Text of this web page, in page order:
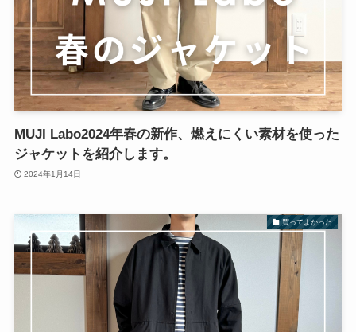
MUJI Labo2024年春の新作、燃えにくい素材を使った
ジャケットを紹介します。
2024年1月14日
買ってよかった